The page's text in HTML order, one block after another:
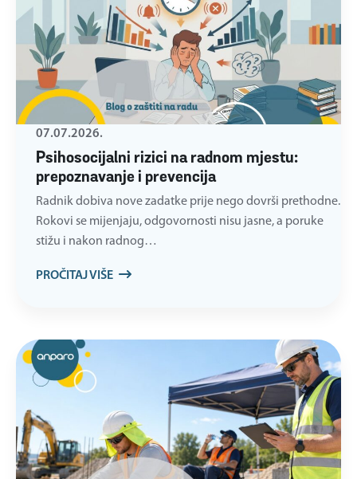
Psihosocijalni rizici na radnom mjestu:
prepoznavanje i prevencija
07.07.2026.
Radnik dobiva nove zadatke prije nego dovrši prethodne.
Rokovi se mijenjaju, odgovornosti nisu jasne, a poruke
stižu i nakon radnog…
PROČITAJ VIŠE